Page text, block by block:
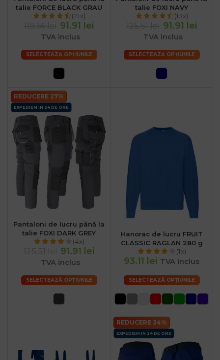
talie FORCE BLACK GRAU
(21x)
91.91 lei
TVA inclus
SELECTEAZĂ OPȚIUNILE
talie FOXI NAVY
(13x)
91.91 lei
TVA inclus
SELECTEAZĂ OPȚIUNILE
REDUCERE 27%
EXPEDIEM IN 24 DE ORE
Pantaloni de lucru până la
talie FOXI DARK GREY
(4x)
91.91 lei
TVA inclus
SELECTEAZĂ OPȚIUNILE
Hanorac de lucru FRUIT
CLASSIC RAGLAN 280 g
(1x)
93.11 lei TVA inclus
SELECTEAZĂ OPȚIUNILE
REDUCERE 24%
EXPEDIEM IN 24 DE ORE